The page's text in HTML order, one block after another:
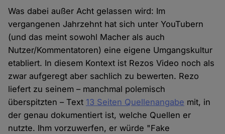
Was dabei außer Acht gelassen wird: Im
vergangenen Jahrzehnt hat sich unter YouTubern
(und das meint sowohl Macher als auch
Nutzer/Kommentatoren) eine eigene Umgangskultur
etabliert. In diesem Kontext ist Rezos Video noch als
zwar aufgeregt aber sachlich zu bewerten. Rezo
liefert zu seinem – manchmal polemisch
überspitzten – Text 13 Seiten Quellenangabe mit, in
der genau dokumentiert ist, welche Quellen er
nutzte. Ihm vorzuwerfen, er würde "Fake